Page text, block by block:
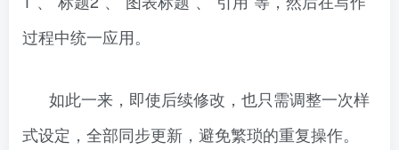
过程中统一应用。
如此一来，即使后续修改，也只需调整一次样
式设定，全部同步更新，避免繁琐的重复操作。